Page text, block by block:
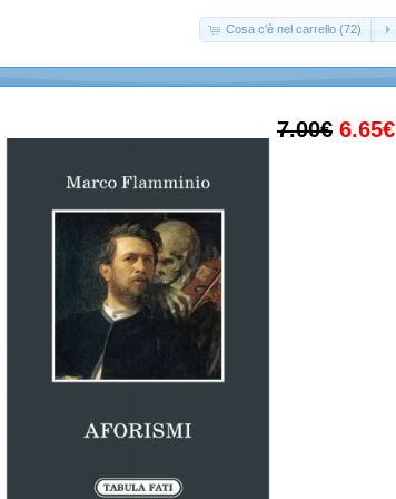
Cosa c'è nel carrello (72)
7.00€ 6.65€